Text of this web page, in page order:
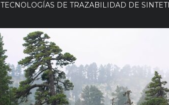
TECNOLOGÍAS DE TRAZABILIDAD DE